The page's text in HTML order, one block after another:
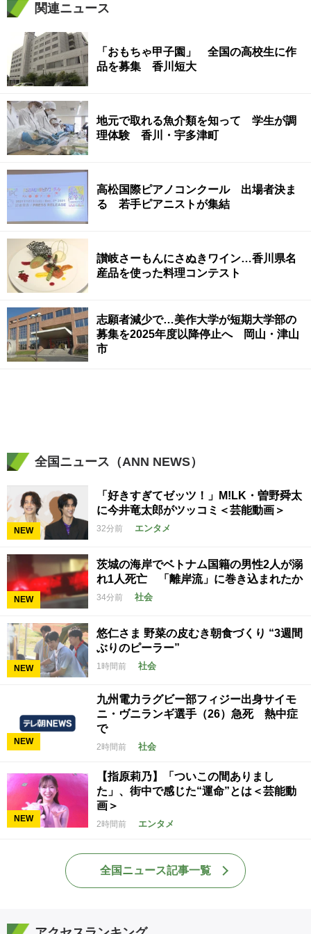
関連ニュース
「おもちゃ甲子園」 全国の高校生に作
品を募集 香川短大
地元で取れる魚介類を知って 学生が調
理体験 香川・宇多津町
高松国際ピアノコンクール 出場者決ま
る 若手ピアニストが集結
讃岐さーもんにさぬきワイン…香川県名
産品を使った料理コンテスト
志願者減少で…美作大学が短期大学部の
募集を2025年度以降停止へ 岡山・津山
市
全国ニュース（ANN NEWS）
NEW
「好きすぎてゼッツ！」M!LK・曽野舜太
に今井竜太郎がツッコミ＜芸能動画＞
32分前 エンタメ
NEW
茨城の海岸でベトナム国籍の男性2人が溺
れ1人死亡 「離岸流」に巻き込まれたか
34分前 社会
NEW
悠仁さま 野菜の皮むき朝食づくり “3週間
ぶりのピーラー”
1時間前 社会
NEW
九州電力ラグビー部フィジー出身サイモ
ニ・ヴニランギ選手（26）急死 熱中症
で
2時間前 社会
NEW
【指原莉乃】「ついこの間ありまし
た」、街中で感じた“運命”とは＜芸能動
画＞
2時間前 エンタメ
全国ニュース記事一覧